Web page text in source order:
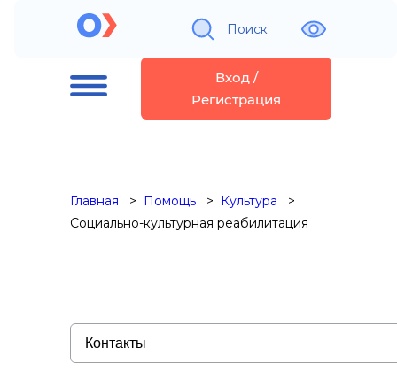
Поиск
Вход /
Регистрация
Главная Помощь
Культура
Социально-культурная реабилитация